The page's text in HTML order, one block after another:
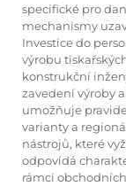
specifické pro
mechanismy
Investice do
výrobu
konstrukční
zavedení výroby
umožňuje
varianty a
nástrojů, které
odpovídá
rámci